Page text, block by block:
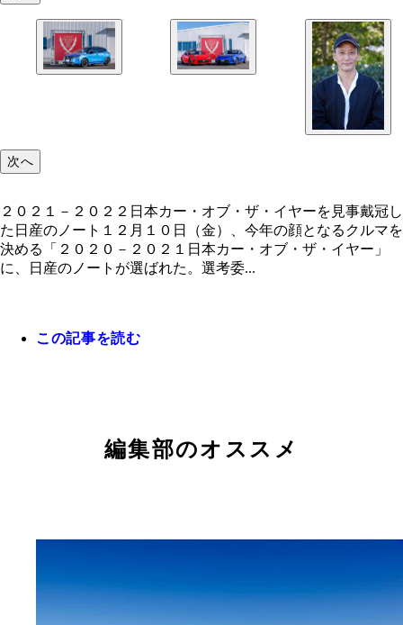
２０２１－２０２２日本カー・オブ・ザ・イヤー
小沢氏が１０点を入れた（左）トヨタのＧＲ８６、
（右）スバルのＢＲＺ。※トヨタとスバルの共同
（ＧＲ８６とＢＲＺ）は「１車種」としてカウント
次へ
２０２１－２０２２日本カー・オブ・ザ・イヤーを見事戴冠し
た日産のノート１２月１０日（金）、今年の顔となるクルマを
決める「２０２０－２０２１日本カー・オブ・ザ・イヤー」
に、日産のノートが選ばれた。選考委...
この記事を読む
編集部のオススメ